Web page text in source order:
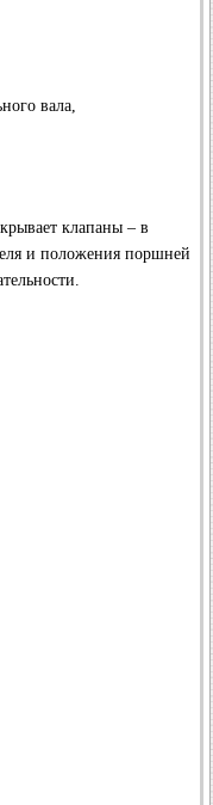
вала,
клапаны – в
и положения поршней